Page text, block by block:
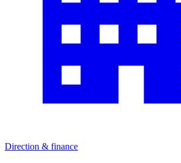
Direction & finance